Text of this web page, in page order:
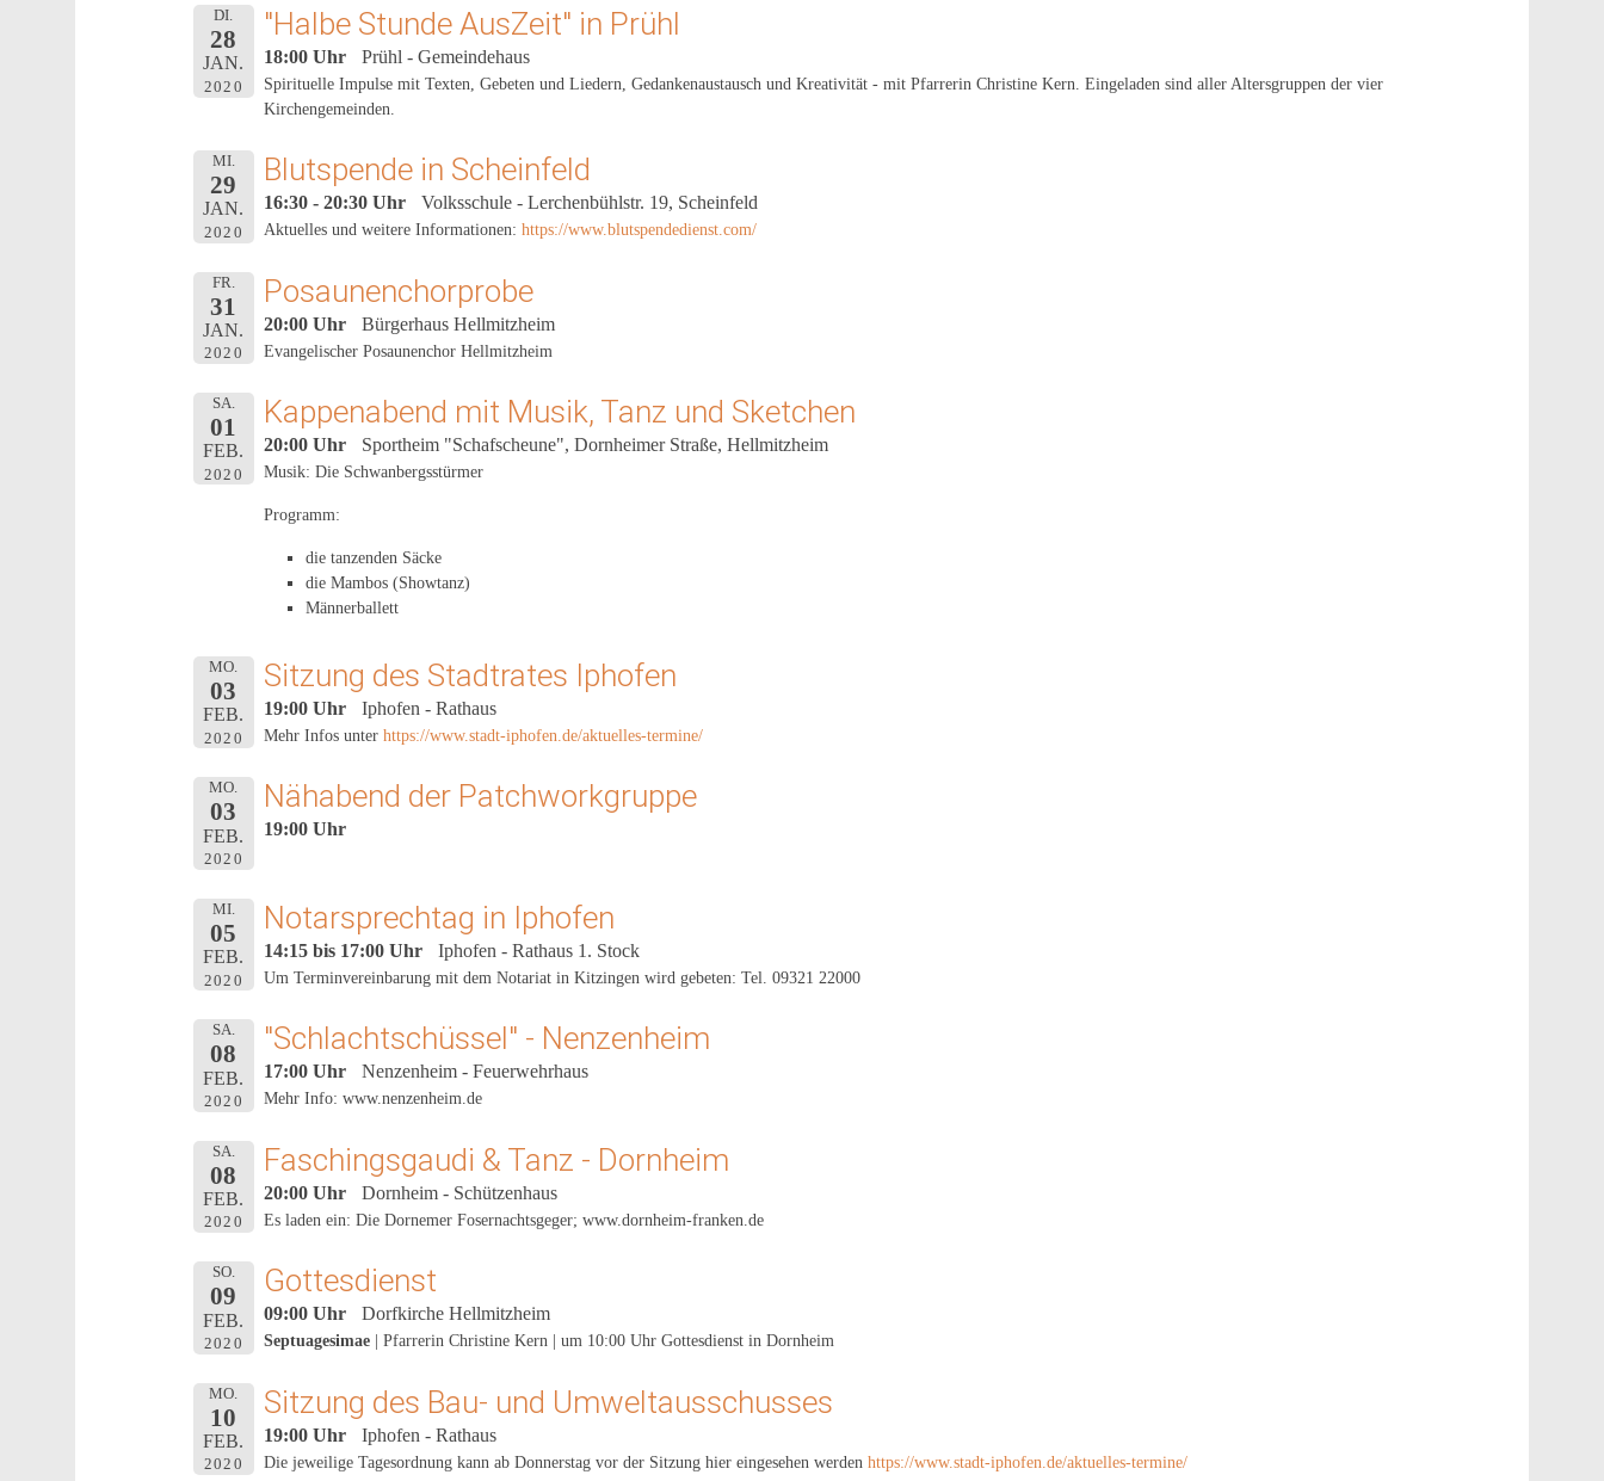
DI.
28
JAN.
2020
"Halbe Stunde AusZeit" in Prühl
18:00 Uhr Prühl - Gemeindehaus
Spirituelle Impulse mit Texten, Gebeten und Liedern, Gedankenaustausch und Kreativität - mit Pfarrerin Christine Kern. Eingeladen sind aller Altersgruppen der vier
Kirchengemeinden.
MI.
29
JAN.
2020
Blutspende in Scheinfeld
16:30 - 20:30 Uhr Volksschule - Lerchenbühlstr. 19, Scheinfeld
Aktuelles und weitere Informationen: https://www.blutspendedienst.com/
FR.
31
JAN.
2020
Posaunenchorprobe
20:00 Uhr Bürgerhaus Hellmitzheim
Evangelischer Posaunenchor Hellmitzheim
SA.
01
FEB.
2020
Kappenabend mit Musik, Tanz und Sketchen
20:00 Uhr Sportheim "Schafscheune", Dornheimer Straße, Hellmitzheim
Musik: Die Schwanbergsstürmer
Programm:
die tanzenden Säcke
die Mambos (Showtanz)
Männerballett
MO.
03
FEB.
2020
Sitzung des Stadtrates Iphofen
19:00 Uhr Iphofen - Rathaus
Mehr Infos unter https://www.stadt-iphofen.de/aktuelles-termine/
MO.
03
FEB.
2020
Nähabend der Patchworkgruppe
19:00 Uhr
MI.
05
FEB.
2020
Notarsprechtag in Iphofen
14:15 bis 17:00 Uhr Iphofen - Rathaus 1. Stock
Um Terminvereinbarung mit dem Notariat in Kitzingen wird gebeten: Tel. 09321 22000
SA.
08
FEB.
2020
"Schlachtschüssel" - Nenzenheim
17:00 Uhr Nenzenheim - Feuerwehrhaus
Mehr Info: www.nenzenheim.de
SA.
08
FEB.
2020
Faschingsgaudi & Tanz - Dornheim
20:00 Uhr Dornheim - Schützenhaus
Es laden ein: Die Dornemer Fosernachtsgeger; www.dornheim-franken.de
SO.
09
FEB.
2020
Gottesdienst
09:00 Uhr Dorfkirche Hellmitzheim
Septuagesimae | Pfarrerin Christine Kern | um 10:00 Uhr Gottesdienst in Dornheim
MO.
10
FEB.
2020
Sitzung des Bau- und Umweltausschusses
19:00 Uhr Iphofen - Rathaus
Die jeweilige Tagesordnung kann ab Donnerstag vor der Sitzung hier eingesehen werden https://www.stadt-iphofen.de/aktuelles-termine/